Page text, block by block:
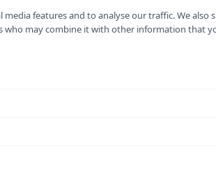
Skriv en recension
features and to analyse our traffic. We
may combine it with other information that